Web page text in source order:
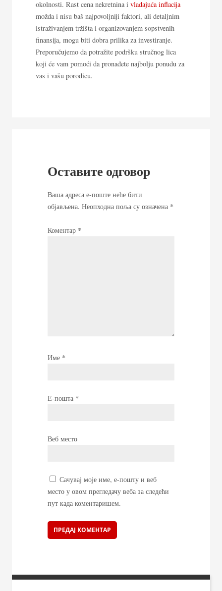
okolnosti. Rast cena nekretnina i vladajuća inflacija
možda i nisu baš najpovoljniji faktori, ali detaljnim
istraživanjem tržišta i organizovanjem sopstvenih
finansija, mogu biti dobra prilika za investiranje.
Preporučujemo da potražite podršku stručnog lica
koji će vam pomoći da pronađete najbolju ponudu za
vas i vašu porodicu.
Оставите одговор
Ваша адреса е-поште неће бити
објављена. Неопходна поља су означена *
Коментар *
Име *
Е-пошта *
Веб место
Сачувај моје име, е-пошту и веб
место у овом прегледачу веба за следећи
пут када коментаришем.